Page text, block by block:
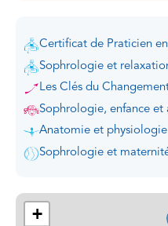
Certificat de Praticien
Sophrologie et
Les Clés du
Sophrologie, enfance et
Anatomie et physiologie
Sophrologie et
+